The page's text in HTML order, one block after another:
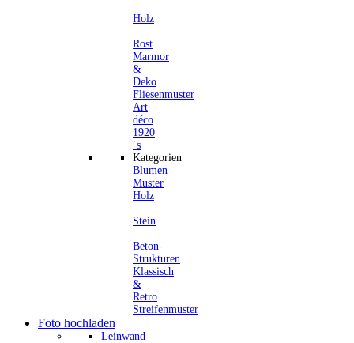
Holz
Rost
Marmor
&
Deko
Fliesenmuster
Art
déco
1920
´s
Kategorien
Blumen
Muster
Holz
Stein
Beton-
Strukturen
Klassisch
&
Retro
Streifenmuster
Foto hochladen
Leinwand